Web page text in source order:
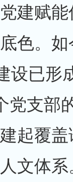
建赋
色。
设已
党支部
起覆
文体